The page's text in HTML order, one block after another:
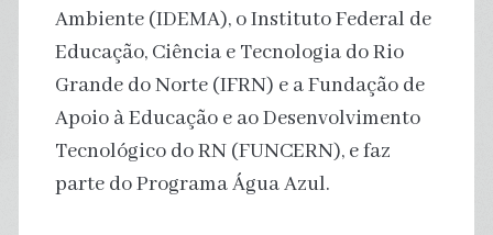
Ambiente (IDEMA), o Instituto Federal de
Educação, Ciência e Tecnologia do Rio
Grande do Norte (IFRN) e a Fundação de
Apoio à Educação e ao Desenvolvimento
Tecnológico do RN (FUNCERN), e faz
parte do Programa Água Azul.